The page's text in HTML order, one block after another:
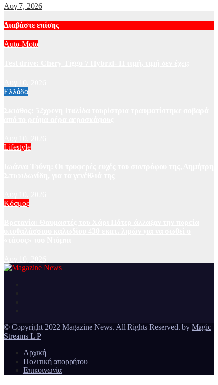
Αυγ 7, 2026
Διαβάστε επίσης
Auto-Moto
Ελλάδα
Lifestyle
Κόσμος
© Copyright 2022 Magazine News. All Rights Reserved. by Magic
Streams L.P
Αρχική
Πολιτική απορρήτου
Επικοινωνία